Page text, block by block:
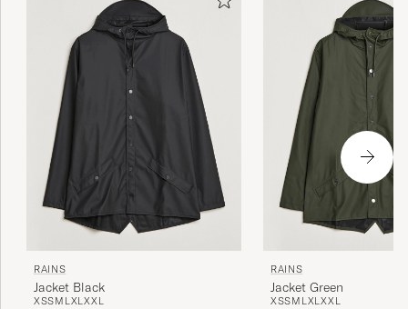
Dessverre var det ikke akkurat den samme
som på bildet. Logoen på veska er ikke den
samme som logoen på bildet på
hjemmesiden. Men ellers var det samme
type, så valgte å beholde den, men ble skuffet
over dette.
SARA A KØBTE PÅ CAREOFCARL.NO
RAINS
Jacket Black
XSSM LXLXXL
RAINS
Jacket Green
XSSM LXLXXL